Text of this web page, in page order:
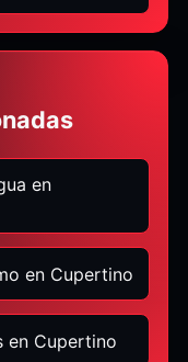
en
en Cupertino
en Cupertino